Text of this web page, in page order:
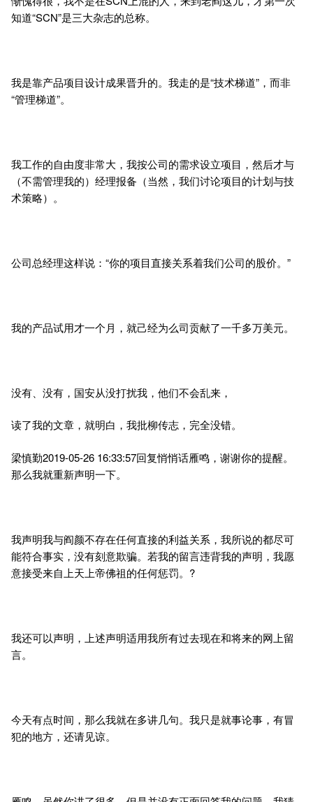
知道“SCN”是三大杂志的总称。
我是靠产品项目设计成果晋升的。我走的是“技术梯道”，而非
“管理梯道”。
我工作的自由度非常大，我按公司的需求设立项目，然后才与
（不需管理我的）经理报备（当然，我们讨论项目的计划与技
术策略）。
公司总经理这样说：“你的项目直接关系着我们公司的股价。”
我的产品试用才一个月，就己经为么司贡献了一千多万美元。
没有、没有，国安从没打扰我，他们不会乱来，
读了我的文章，就明白，我批柳传志，完全没错。
梁慎勤2019-05-26 16:33:57回复悄悄话雁鸣，谢谢你的提醒。
那么我就重新声明一下。
我声明我与阎颜不存在任何直接的利益关系，我所说的都尽可
能符合事实，没有刻意欺骗。若我的留言违背我的声明，我愿
意接受来自上天上帝佛祖的任何惩罚。?
我还可以声明，上述声明适用我所有过去现在和将来的网上留
言。
今天有点时间，那么我就在多讲几句。我只是就事论事，有冒
犯的地方，还请见谅。